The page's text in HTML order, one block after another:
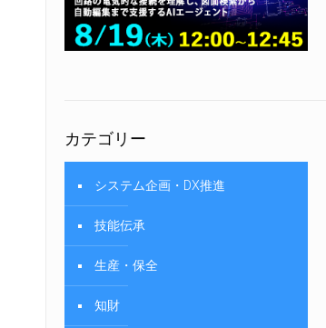
カテゴリー
システム企画・DX推進
技能伝承
生産・保全
知財